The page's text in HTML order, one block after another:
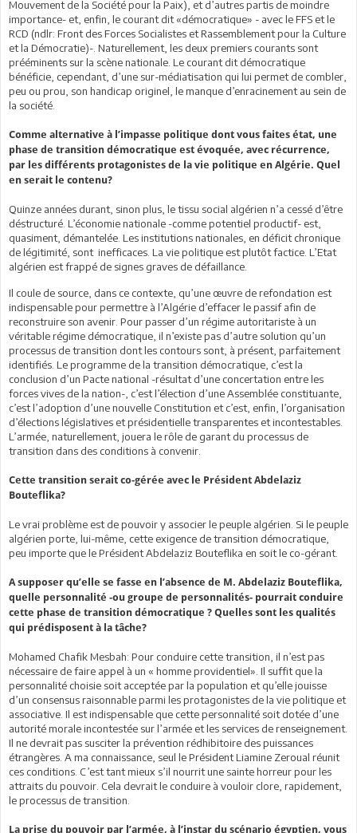
Mouvement de la Société pour la Paix), et d’autres partis de moindre
importance- et, enfin, le courant dit «démocratique» - avec le FFS et le
RCD (ndlr: Front des Forces Socialistes et Rassemblement pour la Culture
et la Démocratie)-. Naturellement, les deux premiers courants sont
prééminents sur la scène nationale. Le courant dit démocratique
bénéficie, cependant, d’une sur-médiatisation qui lui permet de combler,
peu ou prou, son handicap originel, le manque d’enracinement au sein de
la société.
Comme alternative à l’impasse politique dont vous faites état, une
phase de transition démocratique est évoquée, avec récurrence,
par les différents protagonistes de la vie politique en Algérie. Quel
en serait le contenu?
Quinze années durant, sinon plus, le tissu social algérien n’a cessé d’être
déstructuré. L’économie nationale -comme potentiel productif- est,
quasiment, démantelée. Les institutions nationales, en déficit chronique
de légitimité, sont inefficaces. La vie politique est plutôt factice. L’Etat
algérien est frappé de signes graves de défaillance.
Il coule de source, dans ce contexte, qu’une œuvre de refondation est
indispensable pour permettre à l’Algérie d’effacer le passif afin de
reconstruire son avenir. Pour passer d’un régime autoritariste à un
véritable régime démocratique, il n’existe pas d’autre solution qu’un
processus de transition dont les contours sont, à présent, parfaitement
identifiés. Le programme de la transition démocratique, c’est la
conclusion d’un Pacte national -résultat d’une concertation entre les
forces vives de la nation-, c’est l’élection d’une Assemblée constituante,
c’est l’adoption d’une nouvelle Constitution et c’est, enfin, l’organisation
d’élections législatives et présidentielle transparentes et incontestables.
L’armée, naturellement, jouera le rôle de garant du processus de
transition dans des conditions à convenir.
Cette transition serait co-gérée avec le Président Abdelaziz
Bouteflika?
Le vrai problème est de pouvoir y associer le peuple algérien. Si le peuple
algérien porte, lui-même, cette exigence de transition démocratique,
peu importe que le Président Abdelaziz Bouteflika en soit le co-gérant.
A supposer qu’elle se fasse en l’absence de M. Abdelaziz Bouteflika,
quelle personnalité -ou groupe de personnalités- pourrait conduire
cette phase de transition démocratique ? Quelles sont les qualités
qui prédisposent à la tâche?
Mohamed Chafik Mesbah: Pour conduire cette transition, il n’est pas
nécessaire de faire appel à un « homme providentiel». Il suffit que la
personnalité choisie soit acceptée par la population et qu’elle jouisse
d’un consensus raisonnable parmi les protagonistes de la vie politique et
associative. Il est indispensable que cette personnalité soit dotée d’une
autorité morale incontestée sur l’armée et les services de renseignement.
Il ne devrait pas susciter la prévention rédhibitoire des puissances
étrangères. A ma connaissance, seul le Président Liamine Zeroual réunit
ces conditions. C’est tant mieux s’il nourrit une sainte horreur pour les
attraits du pouvoir. Cela devrait le conduire à vouloir clore, rapidement,
le processus de transition.
La prise du pouvoir par l’armée, à l’instar du scénario égyptien, vous